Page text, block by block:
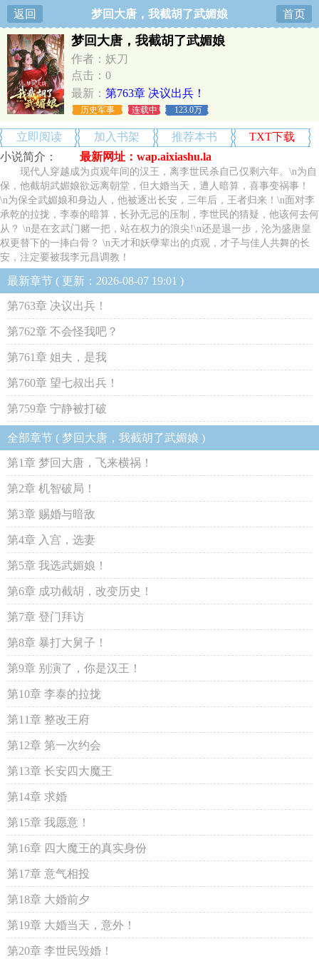
返回 梦回大唐，我截胡了武媚娘 首页
梦回大唐，我截胡了武媚娘
作者：妖刀
点击：0
最新： 第763章 决议出兵！
历史军事 连载中 123.0万
立即阅读 加入书架 推荐本书
TXT下载
小说简介：
最新网址：wap.aixiashu.la
现代人穿越成为贞观年间的汉王，离李世民杀自己仅剩六年。\n为自
保，他截胡武媚娘欲远离朝堂，但大婚当天，遭人暗算，喜事变祸事！
\n为保全武媚娘和身边人，他被逐出长安，三年后，王者归来！\n面对李
承乾的拉拢，李泰的暗算，长孙无忌的压制，李世民的猜疑，他该何去何
从？ \n是在玄武门赌一把，站在权力的浪尖!\n还是退一步，沦为盛唐皇
权更替下的一捧白骨？ \n天才和妖孽辈出的贞观，才子与佳人共舞的长
安，注定要被我李元昌调教！
最新章节 ( 更新：2026-08-07 19:01 )
第763章 决议出兵！
第762章 不会怪我吧？
第761章 姐夫，是我
第760章 望七叔出兵！
第759章 宁静被打破
全部章节 ( 梦回大唐，我截胡了武媚娘 )
第1章 梦回大唐，飞来横祸！
第2章 机智破局！
第3章 赐婚与暗敌
第4章 入宫，选妻
第5章 我选武媚娘！
第6章 成功截胡，改变历史！
第7章 登门拜访
第8章 暴打大舅子！
第9章 别演了，你是汉王！
第10章 李泰的拉拢
第11章 整改王府
第12章 第一次约会
第13章 长安四大魔王
第14章 求婚
第15章 我愿意！
第16章 四大魔王的真实身份
第17章 意气相投
第18章 大婚前夕
第19章 大婚当天，意外！
第20章 李世民毁婚！